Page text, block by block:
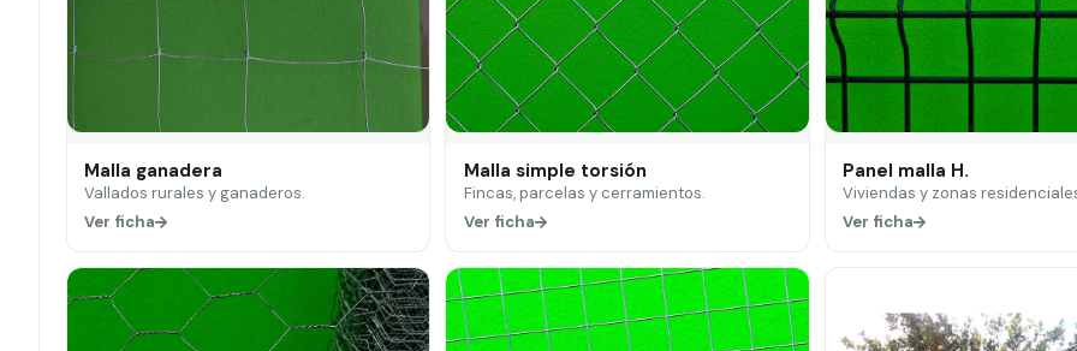
Malla ganadera
Vallados rurales y ganaderos.
Ver ficha
Malla simple torsión
Fincas, parcelas y cerramientos.
Ver ficha
Panel malla H.
Viviendas y zonas
Ver ficha